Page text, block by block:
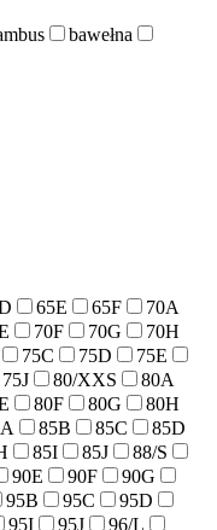
bawełna
65E 65F
70A
70F 70G
70H
75C 75D
75E
75J 80/XXS
80A
80F 80G
80H
85B 85C
85D
85I 85J
88/S
90E 90F
90G
95B 95C
95D
95I 95J
96/L